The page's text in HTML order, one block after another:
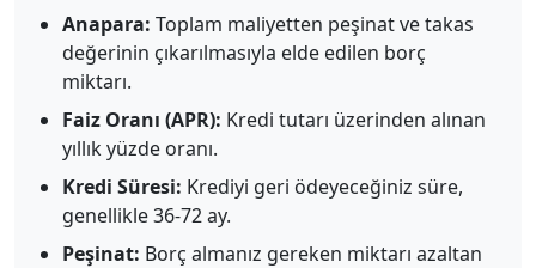
Anapara: Toplam maliyetten peşinat ve takas
değerinin çıkarılmasıyla elde edilen borç
miktarı.
Faiz Oranı (APR): Kredi tutarı üzerinden alınan
yıllık yüzde oranı.
Kredi Süresi: Krediyi geri ödeyeceğiniz süre,
genellikle 36-72 ay.
Peşinat: Borç almanız gereken miktarı azaltan